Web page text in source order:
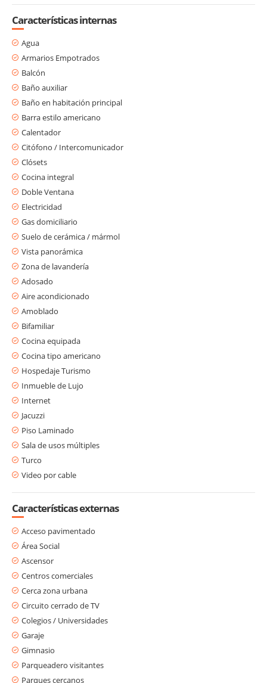
Características internas
Agua
Armarios Empotrados
Balcón
Baño auxiliar
Baño en habitación principal
Barra estilo americano
Calentador
Citófono / Intercomunicador
Clósets
Cocina integral
Doble Ventana
Electricidad
Gas domiciliario
Suelo de cerámica / mármol
Vista panorámica
Zona de lavandería
Adosado
Aire acondicionado
Amoblado
Bifamiliar
Cocina equipada
Cocina tipo americano
Hospedaje Turismo
Inmueble de Lujo
Internet
Jacuzzi
Piso Laminado
Sala de usos múltiples
Turco
Video por cable
Características externas
Acceso pavimentado
Área Social
Ascensor
Centros comerciales
Cerca zona urbana
Circuito cerrado de TV
Colegios / Universidades
Garaje
Gimnasio
Parqueadero visitantes
Parques cercanos